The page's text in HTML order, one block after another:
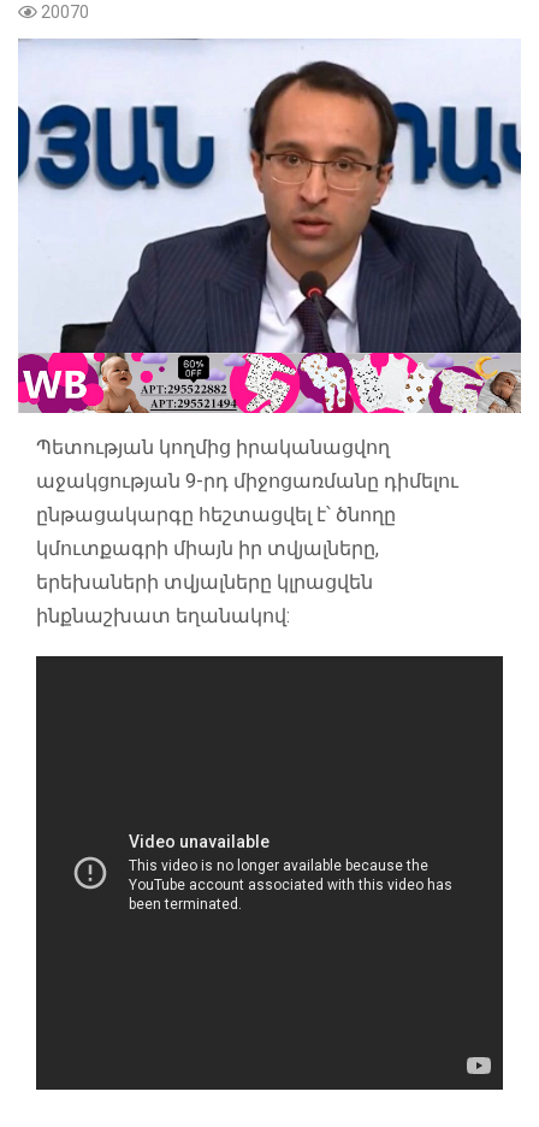
20070
Պետության կողմից իրականացվող
աջակցության 9-րդ միջոցառմանը դիմելու
ընթացակարգը հեշտացվել է՝ ծնողը
կմուտքագրի միայն իր տվյալները,
երեխաների տվյալները կլրացվեն
ինքնաշխատ եղանակով: